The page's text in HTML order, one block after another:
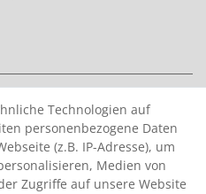
Technologien auf
personenbezogene Daten
(z.B. IP-Adresse), um
Medien von
Zugriffe auf unsere Website